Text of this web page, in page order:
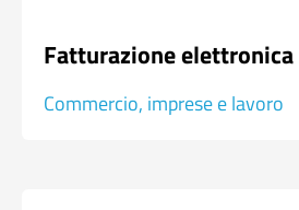
Fatturazione elettronica
Commercio, imprese e lavoro